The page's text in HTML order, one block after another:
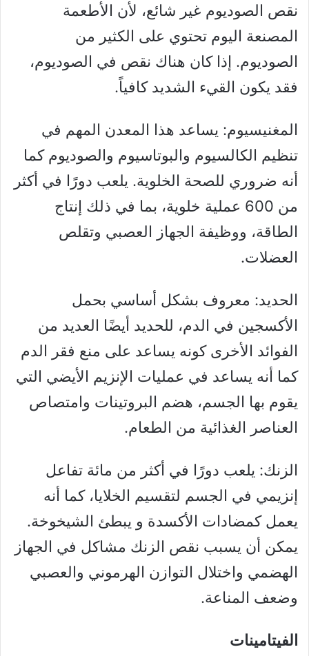
نقص الصوديوم غير شائع، لأن الأطعمة
المصنعة اليوم تحتوي على الكثير من
الصوديوم. إذا كان هناك نقص في الصوديوم،
فقد يكون القيء الشديد كافياً.
المغنيسيوم: يساعد هذا المعدن المهم في
تنظيم الكالسيوم والبوتاسيوم والصوديوم كما
أنه ضروري للصحة الخلوية. يلعب دورًا في أكثر
من 600 عملية خلوية، بما في ذلك إنتاج
الطاقة، ووظيفة الجهاز العصبي وتقلص
العضلات.
الحديد: معروف بشكل أساسي بحمل
الأكسجين في الدم، للحديد أيضًا العديد من
الفوائد الأخرى كونه يساعد على منع فقر الدم
كما أنه يساعد في عمليات الإنزيم الأيضي التي
يقوم بها الجسم، هضم البروتينات وامتصاص
العناصر الغذائية من الطعام.
الزنك: يلعب دورًا في أكثر من مائة تفاعل
إنزيمي في الجسم لتقسيم الخلايا، كما أنه
يعمل كمضادات الأكسدة و يبطئ الشيخوخة.
يمكن أن يسبب نقص الزنك مشاكل في الجهاز
الهضمي واختلال التوازن الهرموني والعصبي
وضعف المناعة.
الفيتامينات